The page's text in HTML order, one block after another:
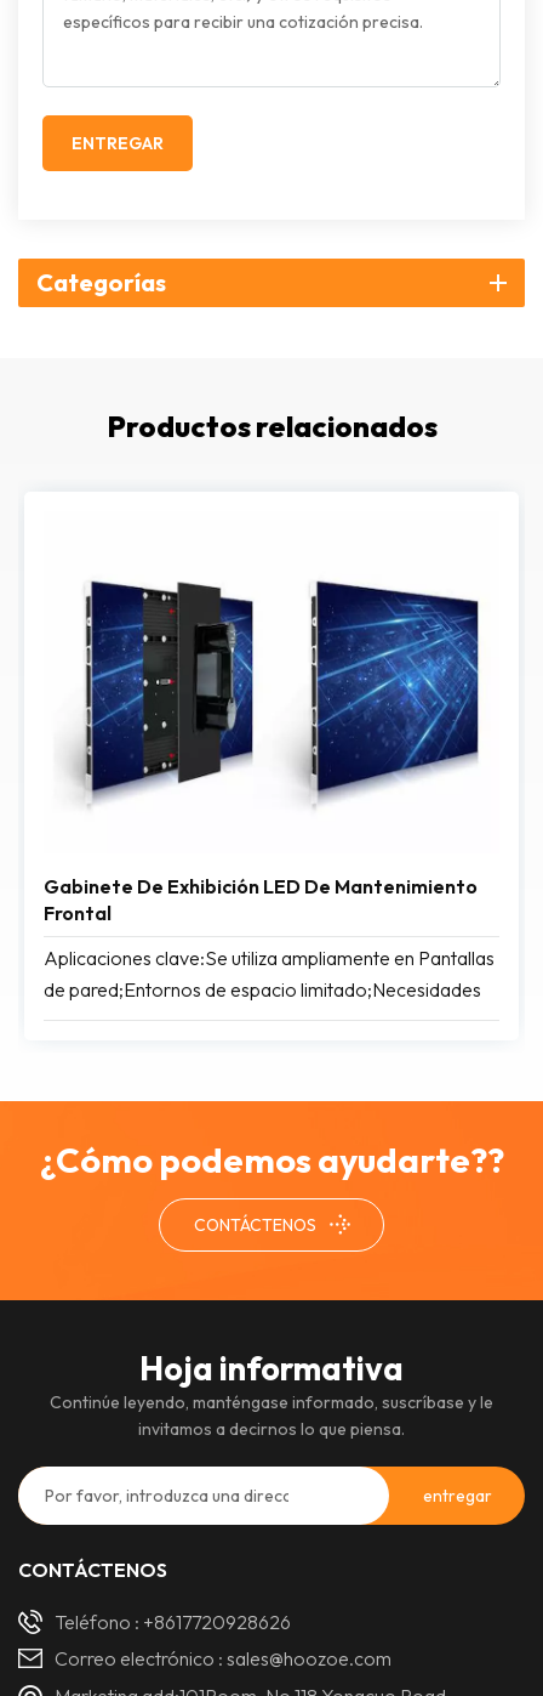
ENTREGAR
Categorías
Productos relacionados
Gabinete De Exhibición LED De Mantenimiento
Frontal
Aplicaciones clave:Se utiliza ampliamente en Pantallas
de pared;Entornos de espacio limitado;Necesidades
de mantenimiento frecuentes.
¿Cómo podemos ayudarte??
CONTÁCTENOS
Hoja informativa
Continúe leyendo, manténgase informado, suscríbase y le
invitamos a decirnos lo que piensa.
CONTÁCTENOS
Teléfono : +8617720928626
Correo electrónico :sales@hoozoe.com